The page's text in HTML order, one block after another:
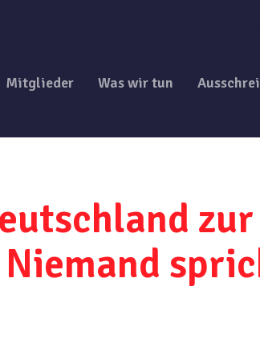
Mitglieder Was wir tun
zur